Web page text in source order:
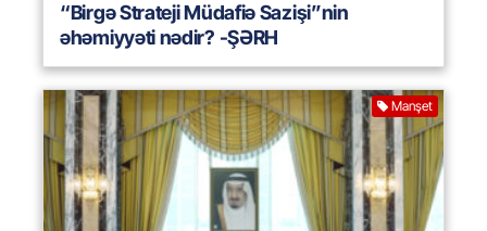
“Birgə Strateji Müdafiə Sazişi”nin
əhəmiyyəti nədir? -ŞƏRH
Manşet